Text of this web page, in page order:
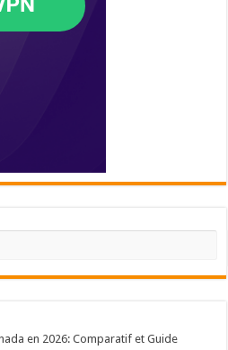
en 2026: Comparatif et Guide